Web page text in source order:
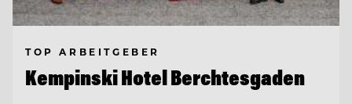
TOP ARBEITGEBER
Kempinski Hotel Berchtesgaden